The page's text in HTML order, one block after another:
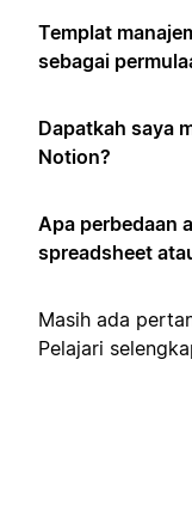
Templat
sebagai
Dapatkah saya
Notion?
Apa perbedaan
spreadsheet
Masih ada
Pelajari